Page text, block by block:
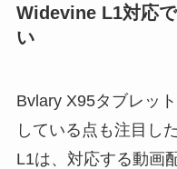
Widevine L1対応
い
Bvlary X95タブレッ
している点も注目し
L1は、対応する動画